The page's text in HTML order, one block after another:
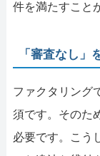
件を満たすこと
「審査なし」
ファクタリング
須です。そのた
必要です。こう